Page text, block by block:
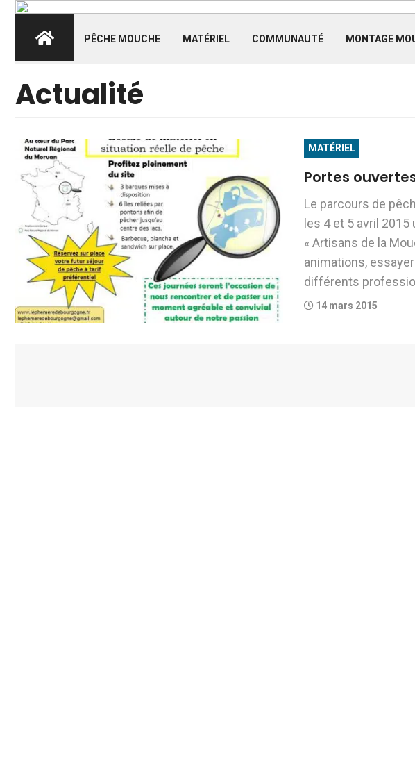
PÊCHE MOUCHE MATÉRIEL COMMUNAUTÉ MONTAGE
Actualité
MATÉRIEL
Portes
Le parcours de
les 4 et 5 avril
« Artisans de la
animations,
différents
14 mars 2015